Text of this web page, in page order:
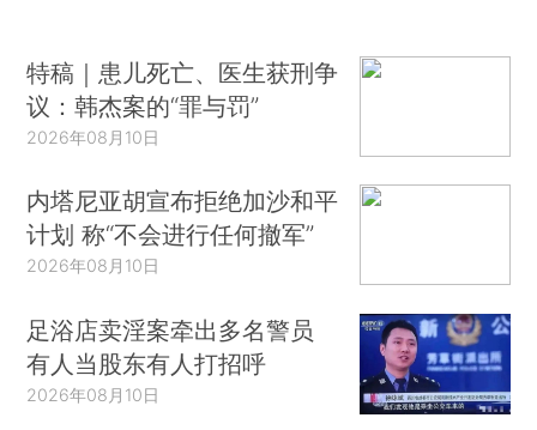
特稿｜患儿死亡、医生获刑争
议：韩杰案的“罪与罚”
2026年08月10日
内塔尼亚胡宣布拒绝加沙和平
计划 称“不会进行任何撤军”
2026年08月10日
足浴店卖淫案牵出多名警员
有人当股东有人打招呼
2026年08月10日